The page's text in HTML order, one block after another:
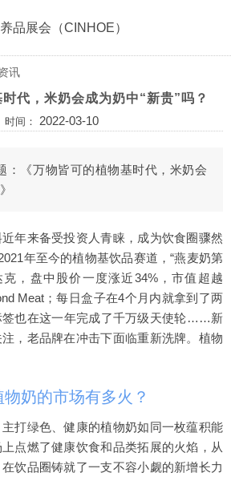
品展会（CINHOE）
讯
代，米奶会成为奶中“新贵”吗？
时间： 2022-03-10
：《万物皆可的植物基时代，米奶会
年来备受投资人青睐，成为饮食圈骤然
年至今的植物基饮品赛道，“燕麦奶第
克，盘中股价一度涨近34%，市值超越
Meat；每日盒子在4个月内就拿到了两
签也在这一年完成了千万级天使轮……新
，老品牌在冲击下面临重新洗牌。植物
物奶的市场有多火？
打绿色、健康的植物奶如同一枚蕴积能
点燃了健康饮食和品类拓展的火焰，从
饮品圈铸就了一支不容小觑的新增长力